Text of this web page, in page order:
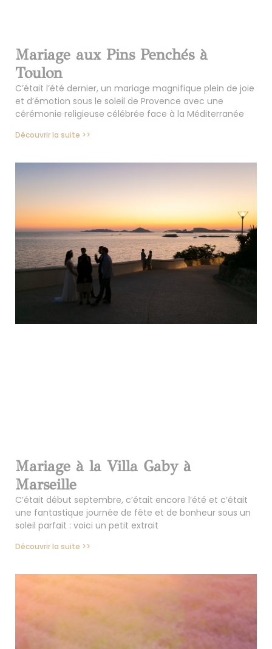
Mariage aux Pins Penchés à
Toulon
C’était l’été dernier, un mariage magnifique plein de joie
et d’émotion sous le soleil de Provence avec une
cérémonie religieuse célébrée face à la Méditerranée
Découvrir la suite >>
Mariage à la Villa Gaby à
Marseille
C’était début septembre, c’était encore l’été et c’était
une fantastique journée de fête et de bonheur sous un
soleil parfait : voici un petit extrait
Découvrir la suite >>